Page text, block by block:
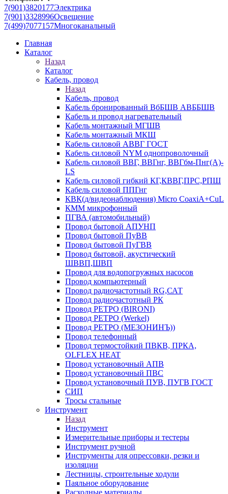
7(901)3820177Электрика
7(901)3328996Освещение
7(499)7077157Многоканальный
Главная
Каталог
Назад
Каталог
Кабель, провод
Назад
Кабель, провод
Кабель бронированный ВбБШВ АВББШВ
Кабель и провод нагревательный
Кабель монтажный МГШВ
Кабель монтажный МКШ
Кабель силовой АВВГ ГОСТ
Кабель силовой NYM однопроволочный
Кабель силовой ВВГ, ВВГнг, ВВГбм-Пнг(А)-
LS
Кабель силовой гибкий КГ,КВВГ,ПРС,РПШ
Кабель силовой ППГнг
КВК(д/видеонаблюдения) Micro CoaxiA+CuL
КММ микрофонный
ПГВА (автомобильный)
Провод бытовой АПУНП
Провод бытовой ПуВВ
Провод бытовой ПуГВВ
Провод бытовой, акустический
ШВВП,ШВП
Провод для водопогружных насосов
Провод компьютерный
Провод радиочастотный RG,САТ
Провод радиочастотный РК
Провод РЕТРО (BIRONI)
Провод РЕТРО (Werkel)
Провод РЕТРО (МЕЗОНИНЪ))
Провод телефонный
Провод термостойкий ПВКВ, ПРКА,
OLFLEX HEAT
Провод установочный АПВ
Провод установочный ПВС
Провод установочный ПУВ, ПУГВ ГОСТ
СИП
Тросы стальные
Инструмент
Назад
Инструмент
Измерительные приборы и тестеры
Инструмент ручной
Инструменты для опрессовки, резки и
изоляции
Лестницы, строительные ходули
Паяльное оборудование